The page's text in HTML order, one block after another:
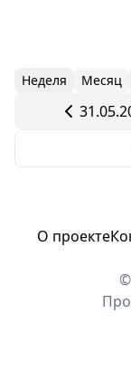
Неделя Месяц
О проекте
©